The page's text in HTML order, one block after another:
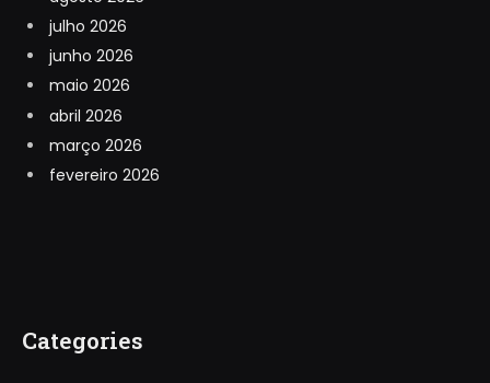
julho 2026
junho 2026
maio 2026
abril 2026
março 2026
fevereiro 2026
Categories